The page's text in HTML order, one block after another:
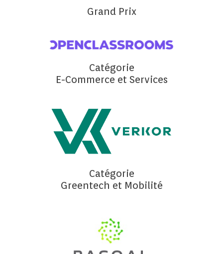
Grand Prix
Catégorie
E-Commerce et Services
Catégorie
Greentech et Mobilité